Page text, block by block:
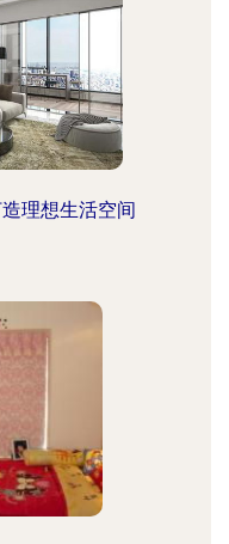
理想生活空间